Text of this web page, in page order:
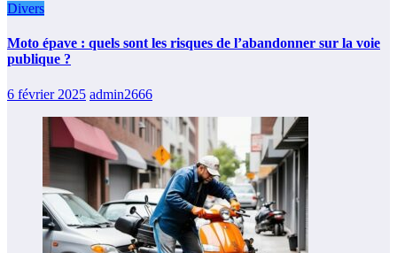
Divers
Moto épave : quels sont les risques de l’abandonner sur la voie
publique ?
6 février 2025 admin2666